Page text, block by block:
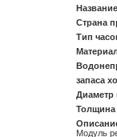
Страна
Тип
запаса
Диаметр
Модуль